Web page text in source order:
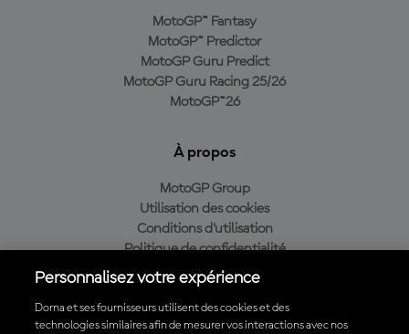
MotoGP™ Fantasy
MotoGP™ Predictor
MotoGP Guru Predict
MotoGP Guru Racing 25/26
MotoGP™26
À propos
MotoGP Group
Utilisation des cookies
Conditions d'utilisation
Politique de confidentialité
Politique d’achat
Personnalisez votre expérience
Dorna et ses fournisseurs utilisent des cookies et des
technologies similaires afin de mesurer vos interactions avec nos